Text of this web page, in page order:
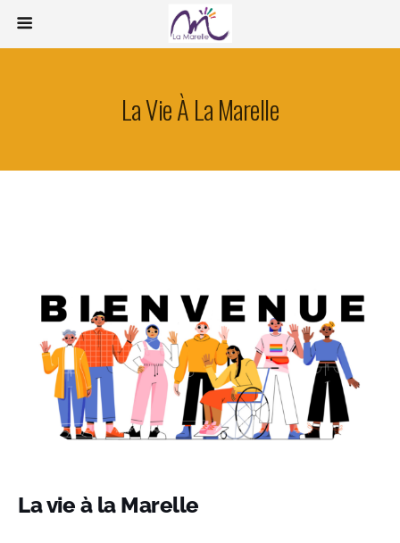
La Vie À La Marelle
La vie à la Marelle